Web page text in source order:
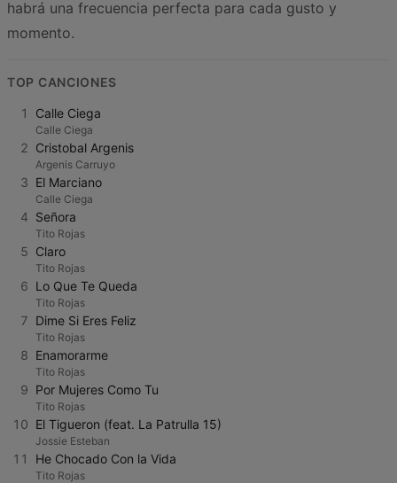
habrá una frecuencia perfecta para cada gusto y
momento.
TOP CANCIONES
1 Calle Ciega
Calle Ciega
2 Cristobal Argenis
Argenis Carruyo
3 El Marciano
Calle Ciega
4 Señora
Tito Rojas
5 Claro
Tito Rojas
6 Lo Que Te Queda
Tito Rojas
7 Dime Si Eres Feliz
Tito Rojas
8 Enamorarme
Tito Rojas
9 Por Mujeres Como Tu
Tito Rojas
10 El Tigueron (feat. La Patrulla 15)
Jossie Esteban
11 He Chocado Con la Vida
Tito Rojas